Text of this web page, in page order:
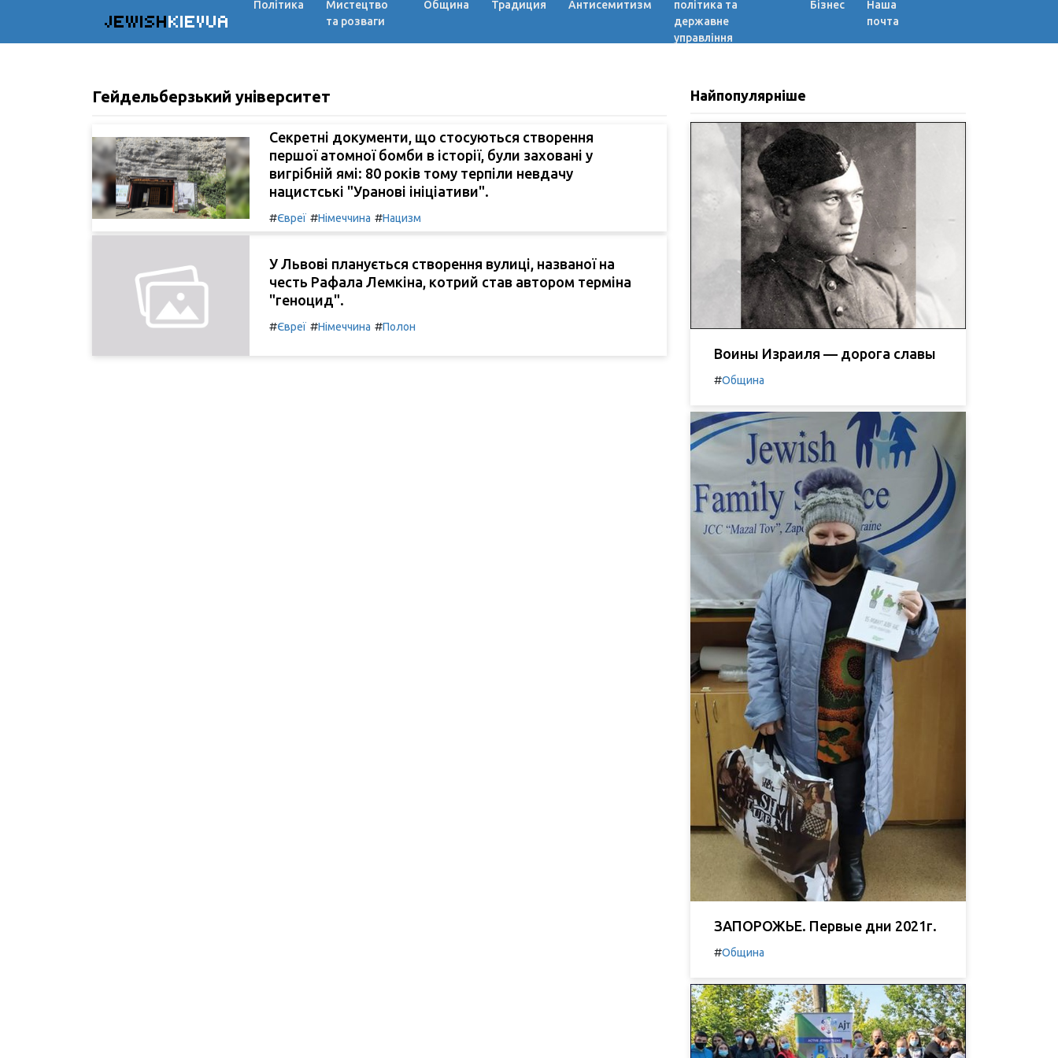
JEWISHKIEVUA
Політика
Мистецтво
та розваги
Община Традиция Антисемитизм
політика та
державне
управління
Бізнес
Наша
почта
Гейдельберзький університет
Секретні документи, що стосуються створення
першої атомної бомби в історії, були заховані у
вигрібній ямі: 80 років тому терпіли невдачу
нацистські "Уранові ініціативи".
#Євреї #Німеччина #Нацизм
У Львові планується створення вулиці, названої на
честь Рафала Лемкіна, котрий став автором терміна
"геноцид".
#Євреї #Німеччина #Полон
Найпопулярніше
Воины Израиля — дорога славы
#Община
ЗАПОРОЖЬЕ. Первые дни 2021г.
#Община